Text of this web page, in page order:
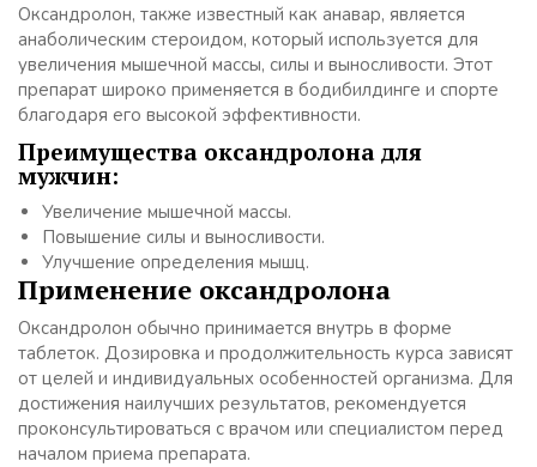
Оксандролон, также известный как анавар, является
анаболическим стероидом, который используется для
увеличения мышечной массы, силы и выносливости. Этот
препарат широко применяется в бодибилдинге и спорте
благодаря его высокой эффективности.
Преимущества оксандролона для
мужчин:
Увеличение мышечной массы.
Повышение силы и выносливости.
Улучшение определения мышц.
Применение оксандролона
Оксандролон обычно принимается внутрь в форме
таблеток. Дозировка и продолжительность курса зависят
от целей и индивидуальных особенностей организма. Для
достижения наилучших результатов, рекомендуется
проконсультироваться с врачом или специалистом перед
началом приема препарата.